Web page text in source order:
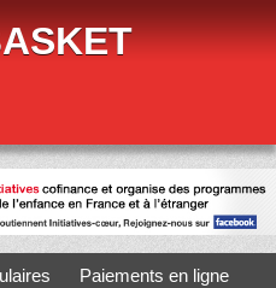
Paiements en ligne